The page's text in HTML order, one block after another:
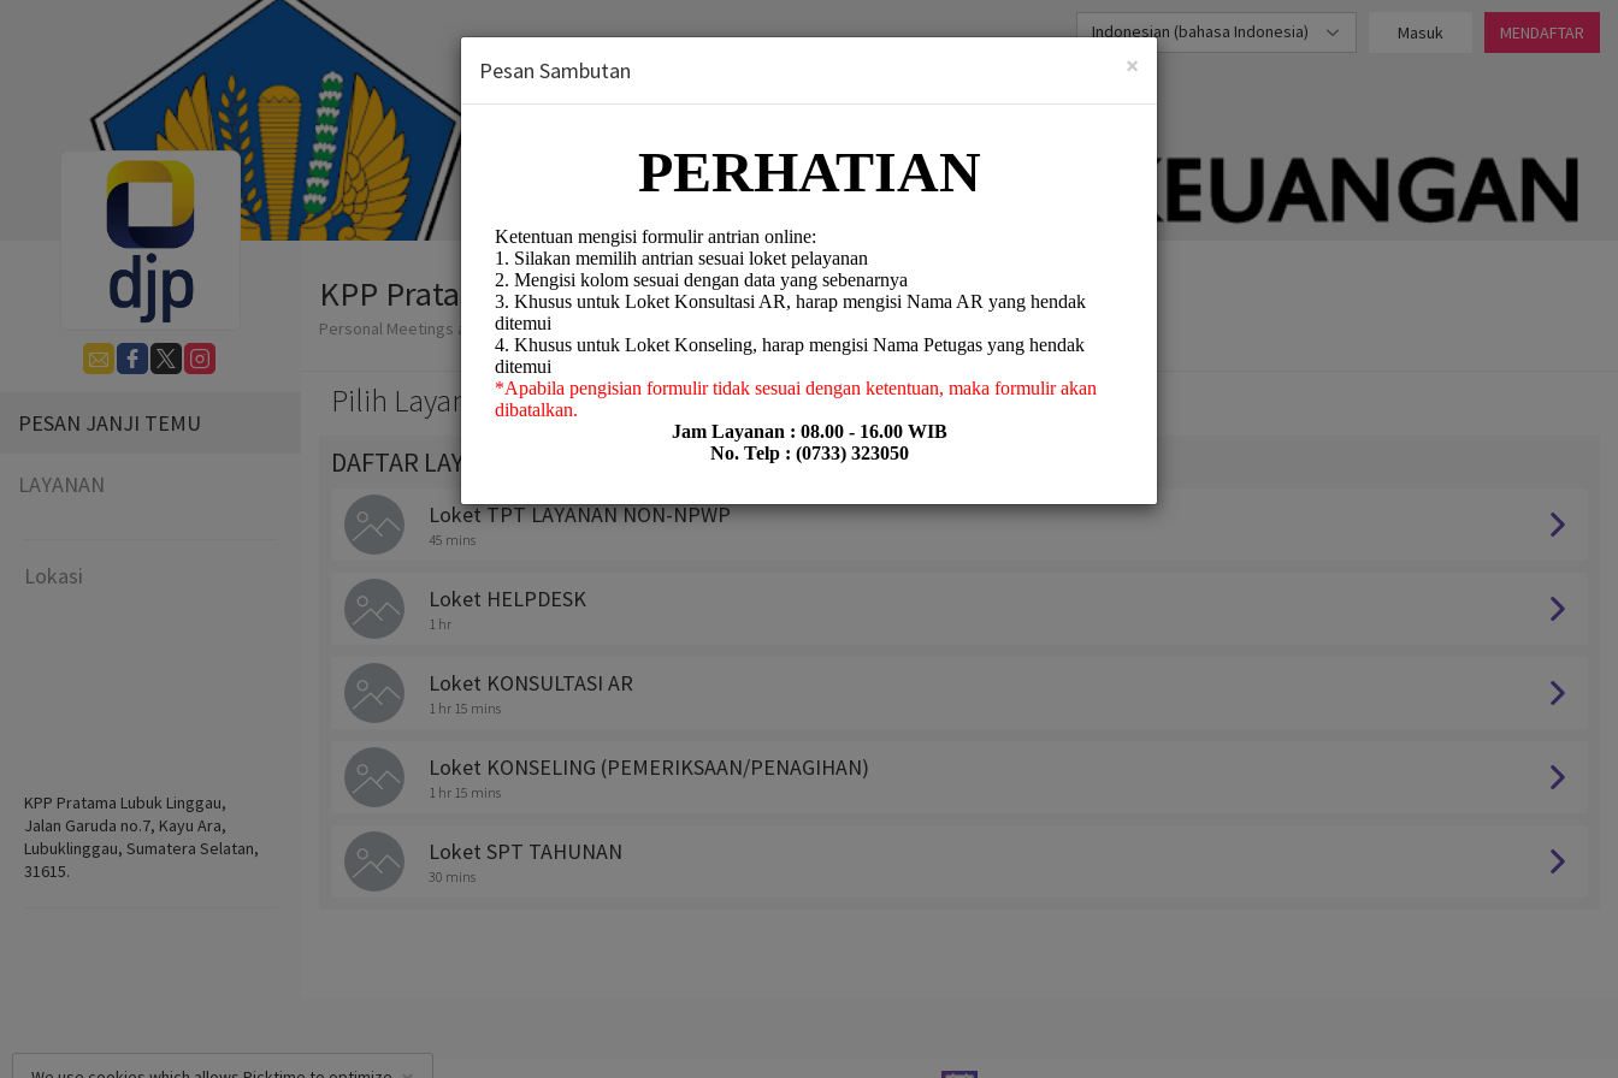
Indonesian (bahasa Indonesia) Masuk MENDAFTAR
PESAN JANJI TEMU
LAYANAN
Lokasi
KPP Pratama Lubuk Linggau,
Jalan Garuda no.7, Kayu Ara,
Lubuklinggau, Sumatera Selatan,
31615.
KPP Pratama Lubuk Linggau
Personal Meetings and Services/Counselling
Pilih Layanan:
DAFTAR LAYANAN KPP PRATAMA LUBUK LINGGAU
Loket TPT LAYANAN NON-NPWP
45 mins
Loket HELPDESK
1 hr
Loket KONSULTASI AR
1 hr 15 mins
Loket KONSELING (PEMERIKSAAN/PENAGIHAN)
1 hr 15 mins
Loket SPT TAHUNAN
30 mins
×
Pesan Sambutan